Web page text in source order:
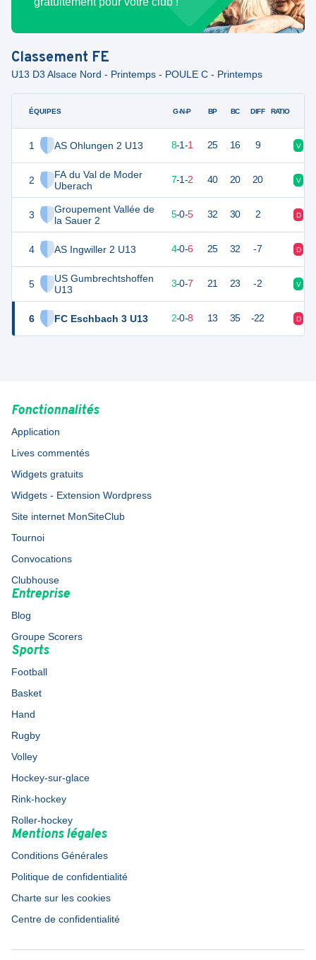
Classement FE
U13 D3 Alsace Nord - Printemps - POULE C - Printemps
ÉQUIPES
1 AS Ohlungen 2 U13
2
FA du Val de Moder
Uberach
3
Groupement Vallée de
la Sauer 2
4 AS Ingwiller 2 U13
5
US Gumbrechtshoffen
U13
6 FC Eschbach 3 U13
G-N-P BP BC DIFF RATIO
25 8-1-1 25 16 9 V
22 7-1-2 40 20 20 V
15 10 5-0-5 32 30 2 D
12 4-0-6 25 32 -7 D
9 10 3-0-7 21 23 -2 V
6 10 2-0-8 13 35 -22 D
Fonctionnalités
Application
Lives commentés
Widgets gratuits
Widgets - Extension Wordpress
Site internet MonSiteClub
Tournoi
Convocations
Clubhouse
Entreprise
Blog
Groupe Scorers
Sports
Football
Basket
Hand
Rugby
Volley
Hockey-sur-glace
Rink-hockey
Roller-hockey
Mentions légales
Conditions Générales
Politique de confidentialité
Charte sur les cookies
Centre de confidentialité